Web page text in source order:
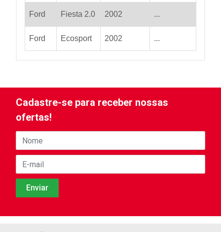
Ford Fiesta 2.0 2002 ...
Ford Ecosport 2002 ...
Cadastre-se para receber nossas
ofertas!